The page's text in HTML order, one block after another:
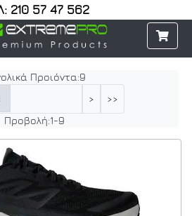
210 57 47 562
Προιόντα:9
>
>>
Προβολή:1-9